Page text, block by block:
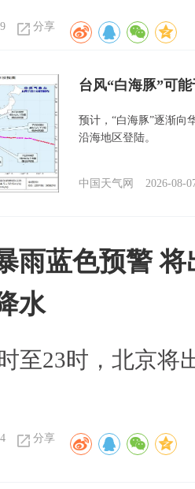
分享
台风“白海豚”可
预计，“白海豚”逐渐向
沿海地区登陆。
中国天气网 2026-08-
雨蓝色预警
水
至23时，北京将
分享